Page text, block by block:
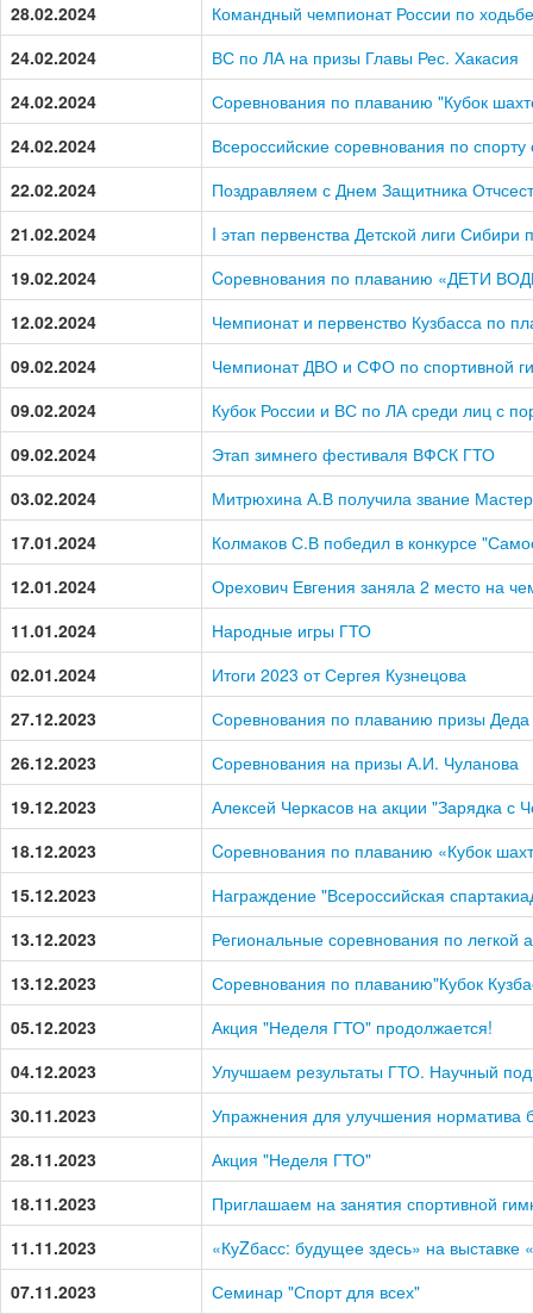
28.02.2024
Командный чемпионат России по
24.02.2024
ВС по ЛА на призы Главы Рес. Хакасия
24.02.2024
Соревнования по плаванию "Кубок
24.02.2024
Всероссийские соревнования по
22.02.2024
Поздравляем с Днем Защитника
21.02.2024
I этап первенства Детской лиги Сибири
19.02.2024
Cоревнования по плаванию «ДЕТИ
12.02.2024
Чемпионат и первенство Кузбасса по
09.02.2024
Чемпионат ДВО и СФО по спортивной
09.02.2024
Кубок России и ВС по ЛА среди лиц с
09.02.2024
Этап зимнего фестиваля ВФСК ГТО
03.02.2024
Митрюхина А.В получила звание
17.01.2024
Колмаков С.В победил в конкурсе
12.01.2024
Орехович Евгения заняла 2 место на
11.01.2024
Народные игры ГТО
02.01.2024
Итоги 2023 от Сергея Кузнецова
27.12.2023
Соревнования по плаванию призы
26.12.2023
Соревнования на призы А.И. Чуланова
19.12.2023
Алексей Черкасов на акции "Зарядка с
18.12.2023
Cоревнования по плаванию «Кубок
15.12.2023
Награждение "Всероссийская
13.12.2023
Региональные соревнования по легкой
13.12.2023
Соревнования по плаванию"Кубок
05.12.2023
Акция "Неделя ГТО" продолжается!
04.12.2023
Улучшаем результаты ГТО. Научный
30.11.2023
Упражнения для улучшения норматива
28.11.2023
Акция "Неделя ГТО"
18.11.2023
Приглашаем на занятия спортивной
11.11.2023
«КуZбасс: будущее здесь» на выставке
07.11.2023
Семинар "Спорт для всех"